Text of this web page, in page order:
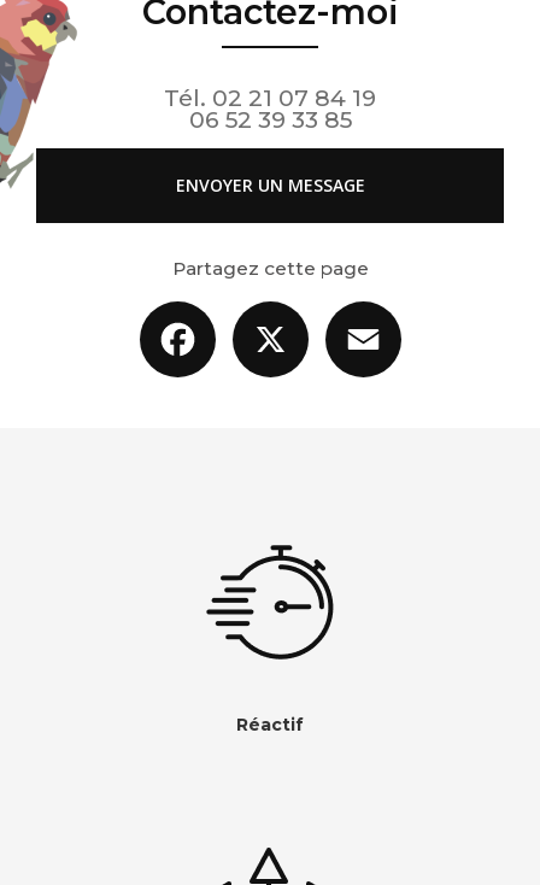
Contactez-moi
Tél. 02 21 07 84 19
06 52 39 33 85
ENVOYER UN MESSAGE
Partagez cette page
Facebook
Réactif